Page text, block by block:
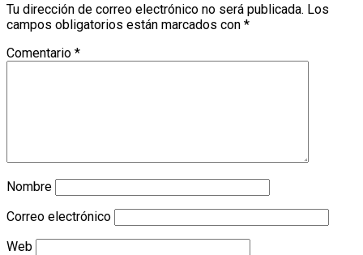
Tu dirección de correo electrónico no será publicada. Los
campos obligatorios están marcados con *
Comentario *
Nombre
Correo electrónico
Web